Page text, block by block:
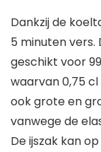
Dankzij de
5 minuten
geschikt voor
waarvan 0,75
ook grote en
vanwege de
De ijszak kan